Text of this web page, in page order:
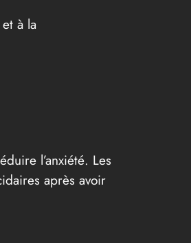
à la
l’anxiété. Les
après avoir